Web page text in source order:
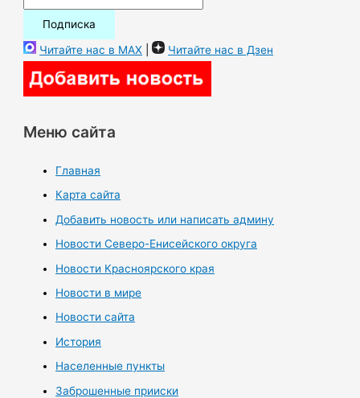
Читайте нас в MAX | Читайте нас в Дзен
Меню сайта
Главная
Карта сайта
Добавить новость или написать админу
Новости Северо-Енисейского округа
Новости Красноярского края
Новости в мире
Новости сайта
История
Населенные пункты
Заброшенные прииски